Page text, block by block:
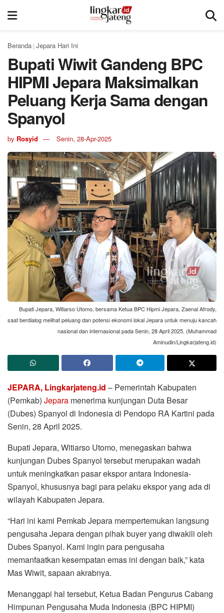
Beranda | Jepara Hari Ini
Bupati Wiwit Gandeng BPC
HIPMI Jepara Maksimalkan
Peluang Kerja Sama dengan
Spanyol
by Rosyid Senin, 28-Apr-2025
Bupati Jepara, Witiarso Utomo, bersama Ketua BPC Hipmi Jepara, Zaenal Afrody,
saat berdialog melihat peluang dan potensi ekonomi lokal Jepara untuk menuju kancah
nasional dan internasional pada Senin, 28 April 2025. (Muhammad
Aminudin/Lingkarjateng.id)
JEPARA, Lingkarjateng.id – Pemerintah Kabupaten
(Pemkab) Jepara menerima kunjungan Duta Besar
(Dubes) Spanyol di Indonesia di Pendopo RA Kartini pada
Senin, 28 April 2025.
Bupati Jepara, Witiarso Utomo, menegaskan bahwa
kunjungan Dubes Spanyol tersebut merupakan wadah
untuk meningkatkan pasar ekspor antara Indonesia-
Spanyol, khususnya bagi para pelaku ekspor yang ada di
wilayah Kabupaten Jepara.
“Hari ini kami Pemkab Jepara mempertemukan langsung
pengusaha Jepara dengan pihak buyer yang diwakili oleh
Dubes Spanyol. Kami ingin para pengusaha
memanfaatkan kesempatan emas ini dengan baik,” kata
Mas Wiwit, sapaan akrabnya.
Menanggapi hal tersebut, Ketua Badan Pengurus Cabang
Himpunan Pengusaha Muda Indonesia (BPC HIPMI)